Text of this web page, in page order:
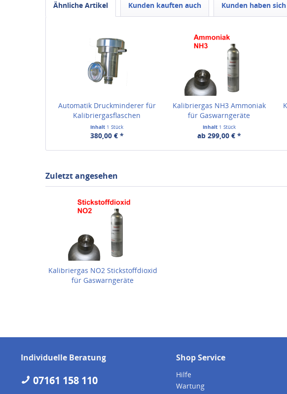
Ähnliche Artikel Kunden kauften auch Kunden haben
Automatik Druckminderer für
Kalibriergasflaschen
Inhalt 1 Stück
380,00 € *
Kalibriergas NH3 Ammoniak
für Gaswarngeräte
Inhalt 1 Stück
ab 299,00 € *
Zuletzt angesehen
Kalibriergas NO2 Stickstoffdioxid
für Gaswarngeräte
Individuelle Beratung
07161 158 110
Shop Service
Hilfe
Wartung